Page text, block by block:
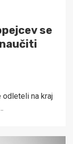
se
odleteli na kraj